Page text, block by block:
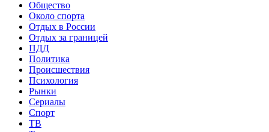
Общество
Около спорта
Отдых в России
Отдых за границей
ПДД
Политика
Происшествия
Психология
Рынки
Сериалы
Спорт
ТВ